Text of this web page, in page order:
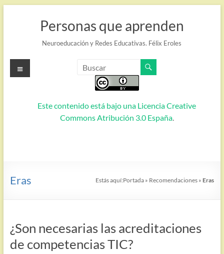
Personas que aprenden
Neuroeducación y Redes Educativas. Félix Eroles
Este contenido está bajo una Licencia Creative
Commons Atribución 3.0 España.
Menú
Eras Estás aquí:Portada » Recomendaciones » Eras
¿Son necesarias las acreditaciones
de competencias TIC?